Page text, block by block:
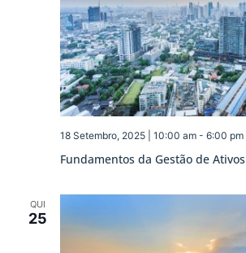
Fundamentos da Gestão de Ativos
18 Setembro, 2025 | 10:00 am- 6:00 pm
QUI
25